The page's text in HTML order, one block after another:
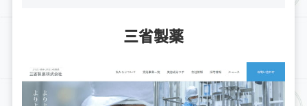
三省製薬